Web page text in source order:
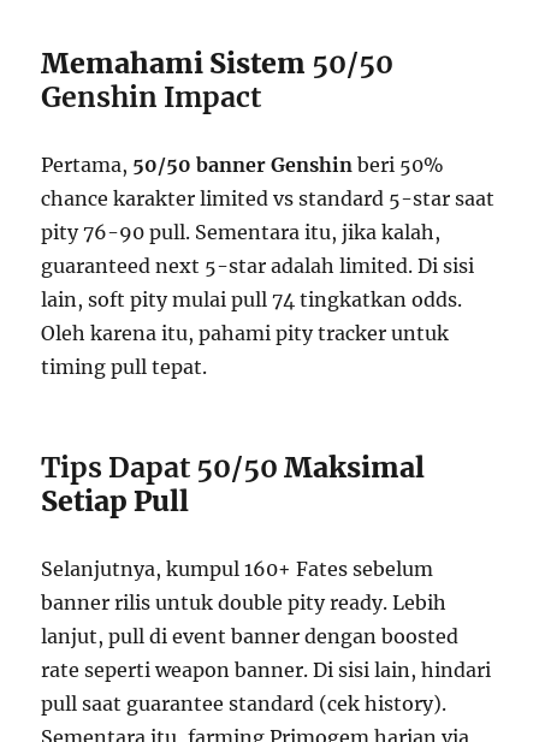
Memahami Sistem 50/50
Genshin Impact
Pertama, 50/50 banner Genshin beri 50%
chance karakter limited vs standard 5-star saat
pity 76-90 pull. Sementara itu, jika kalah,
guaranteed next 5-star adalah limited. Di sisi
lain, soft pity mulai pull 74 tingkatkan odds.
Oleh karena itu, pahami pity tracker untuk
timing pull tepat.
Tips Dapat 50/50 Maksimal
Setiap Pull
Selanjutnya, kumpul 160+ Fates sebelum
banner rilis untuk double pity ready. Lebih
lanjut, pull di event banner dengan boosted
rate seperti weapon banner. Di sisi lain, hindari
pull saat guarantee standard (cek history).
Sementara itu, farming Primogem harian via